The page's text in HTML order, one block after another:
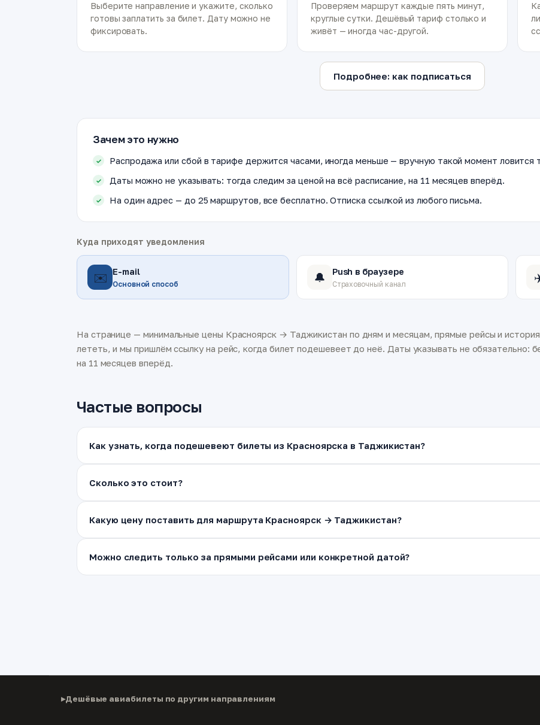
Выберите направление и укажите, сколько
готовы заплатить за билет. Дату можно не
фиксировать.
Проверяем маршрут каждые пять минут,
круглые сутки. Дешёвый тариф столько и
живёт — иногда час-другой.
Подробнее: как подписаться
Зачем это нужно
Распродажа или сбой в тарифе держится часами, иногда меньше — вручную такой момент ловится
Даты можно не указывать: тогда следим за ценой на всё расписание, на 11 месяцев вперёд.
На один адрес — до 25 маршрутов, все бесплатно. Отписка ссылкой из любого письма.
Куда приходят уведомления
✉️ E-mail
Основной способ 🔔 Push в браузере
Страховочный канал
На странице — минимальные цены Красноярск → Таджикистан по дням и месяцам, прямые рейсы и
лететь, и мы пришлём ссылку на рейс, когда билет подешевеет до неё. Даты указывать не обязательно:
на 11 месяцев вперёд.
Частые вопросы
Как узнать, когда подешевеют билеты из Красноярска в Таджикистан?
Сколько это стоит?
Какую цену поставить для маршрута Красноярск → Таджикистан?
Можно следить только за прямыми рейсами или конкретной датой?
Дешёвые авиабилеты по другим направлениям